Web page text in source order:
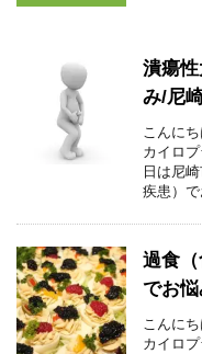
潰瘍
み/尼
こんに
カイロ
日は尼
疾患）
過食（
でお
こんに
カイロ